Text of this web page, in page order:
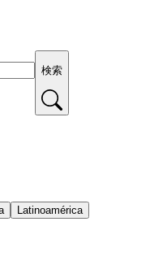
検索
Latinoamérica